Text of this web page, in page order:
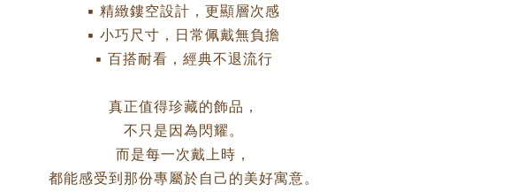
▪ 精緻鏤空設計，更顯層次感
▪ 小巧尺寸，日常佩戴無負擔
▪ 百搭耐看，經典不退流行
真正值得珍藏的飾品，
不只是因為閃耀。
而是每一次戴上時，
都能感受到那份專屬於自己的美好寓意。